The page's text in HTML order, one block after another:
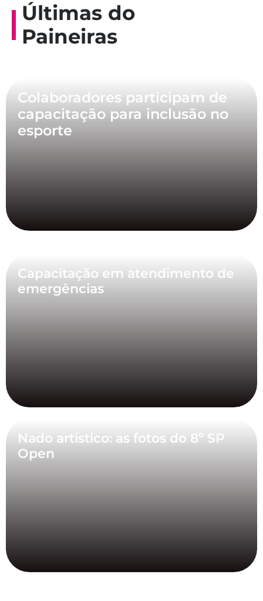
Últimas do
Paineiras
Colaboradores participam de
capacitação para inclusão no
esporte
Capacitação em atendimento de
emergências
Nado artístico: as fotos do 8º SP
Open